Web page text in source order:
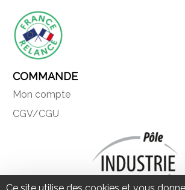
COMMANDE
Mon compte
CGV/CGU